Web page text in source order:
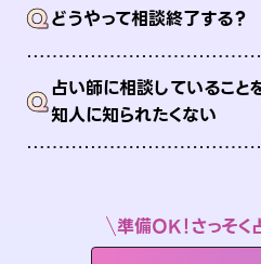
Qどうやって相談終了する？
Q占い師に相談していること
知人に知られたくない
準備OK！さっそ